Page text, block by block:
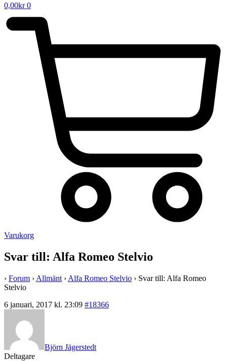
0,00kr 0
Varukorg
Svar till: Alfa Romeo Stelvio
› Forum › Allmänt › Alfa Romeo Stelvio › Svar till: Alfa Romeo
Stelvio
6 januari, 2017 kl. 23:09 #18366
Björn Jägerstedt
Deltagare